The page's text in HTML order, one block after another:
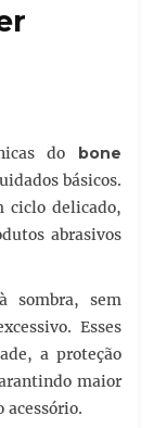
do
bone
básicos.
ciclo delicado,
abrasivos
sombra, sem
Esses
a proteção
maior